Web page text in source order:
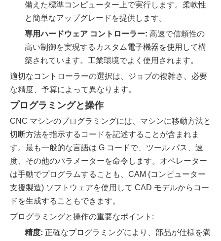
備えた標準コンピューター上で実行します。柔軟性
と簡単なアップグレードを提供します。
専用ハードウェア コントローラー: 高速で信頼性の
高い制御を実現するカスタム電子機器を使用して構
築されています。工業環境でよく使用されます。
適切なコントローラーの選択は、ジョブの複雑さ、必要
な精度、予算によって異なります。
プログラミングと操作
CNC マシンのプログラミングには、マシンに移動方法と
切断方法を指示するコードを記述することが含まれま
す。最も一般的な言語は G コードで、ツール パス、速
度、その他のパラメーターを命令します。オペレーター
は手動でプログラムすることも、CAM (コンピューター
支援製造) ソフトウェアを使用して CAD モデルからコー
ドを生成することもできます。
プログラミングと操作の重要なポイント:
精度: 正確なプログラミングにより、部品が仕様を満